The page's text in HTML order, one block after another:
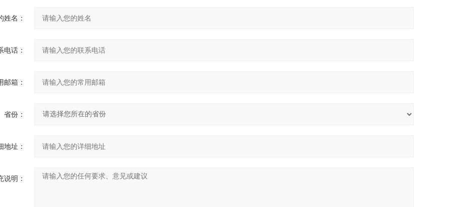
姓名：
电话：
邮箱：
省份：
地址：
说明：